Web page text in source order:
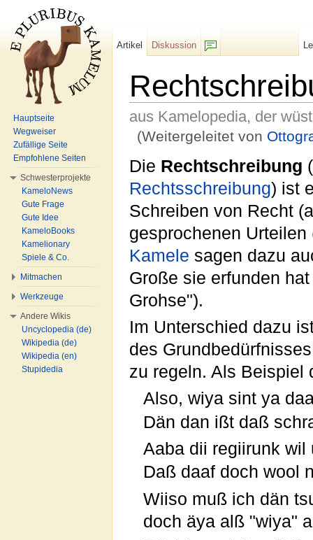
aus Kamelopedia, der
(Weitergeleitet von
Die Rechtschreibung
Rechtsschreibung) ist
Schreiben von Recht
gesprochenen
Kamele sagen dazu
Große sie erfunden
Grohse").
Im Unterschied dazu
des
zu regeln. Als Beispiel
Also, wiya sint ya
Dän dan ißt daß
Aaba dii regiirunk
Daß daaf doch wool
Wiiso muß ich dän
doch äya alß "wiya"
Artikel
Diskussion
Hauptseite
Wegweiser
Zufällige Seite
Empfohlene Seiten
Schwesterprojekte
KameloNews
Gute Frage
Gute Idee
KameloBooks
Kamelionary
Spiele & Co.
Mitmachen
Werkzeuge
Andere Wikis
Uncyclopedia (de)
Wikipedia (de)
Wikipedia (en)
Stupidedia